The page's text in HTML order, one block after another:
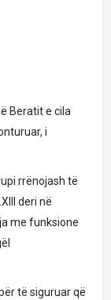
Beratit e cila
i
rrënojash të
deri në
me funksione
të siguruar që